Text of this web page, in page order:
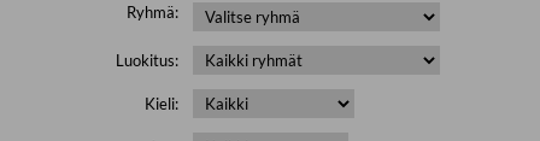
Ryhmä:
Luokitus:
Kieli: